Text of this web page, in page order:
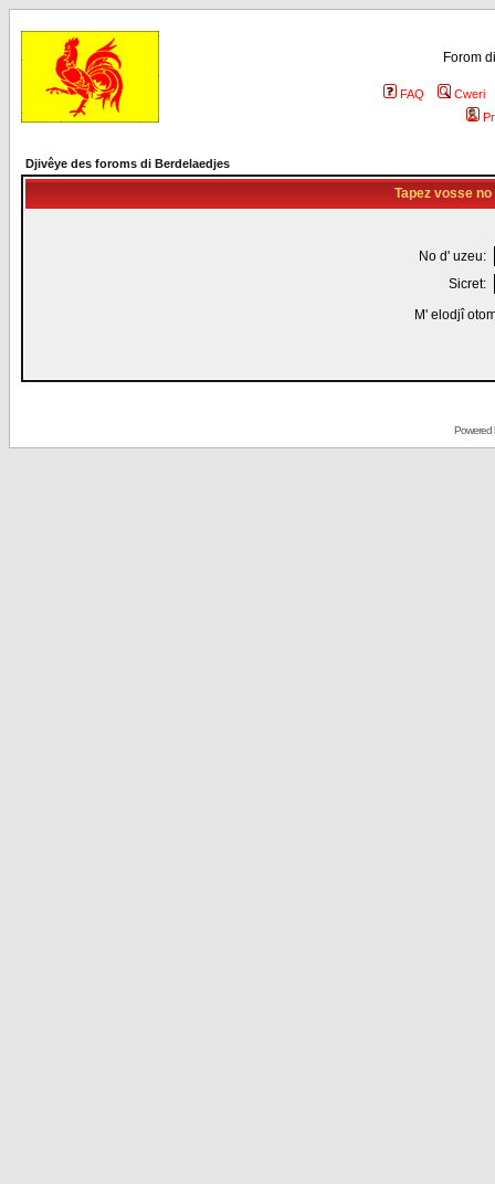
Forom
FAQ
Cweri
Djivêye des foroms di Berdelaedjes
Tapez vosse
No d' uzeu:
Sicret:
M' elodjî
Powered